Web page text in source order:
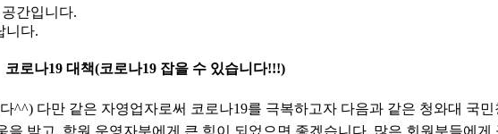
간입니다.
니다.
코로나19 대책(코로나19 잡을 수 있습니다!!!)
다만 같은 자영업자로써 코로나19를 극복하고자 다음과 같은 청와대 국
받고, 학원 운영자분에게 큰 힘이 되었으면 좋겠습니다. 많은 회원분들에게